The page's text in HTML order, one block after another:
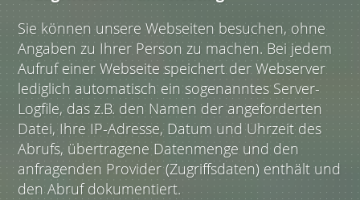
Sie können unsere Webseiten besuchen, ohne
Angaben zu Ihrer Person zu machen. Bei jedem
Aufruf einer Webseite speichert der Webserver
lediglich automatisch ein sogenanntes Server-
Logfile, das z.B. den Namen der angeforderten
Datei, Ihre IP-Adresse, Datum und Uhrzeit des
Abrufs, übertragene Datenmenge und den
anfragenden Provider (Zugriffsdaten) enthält und
den Abruf dokumentiert.